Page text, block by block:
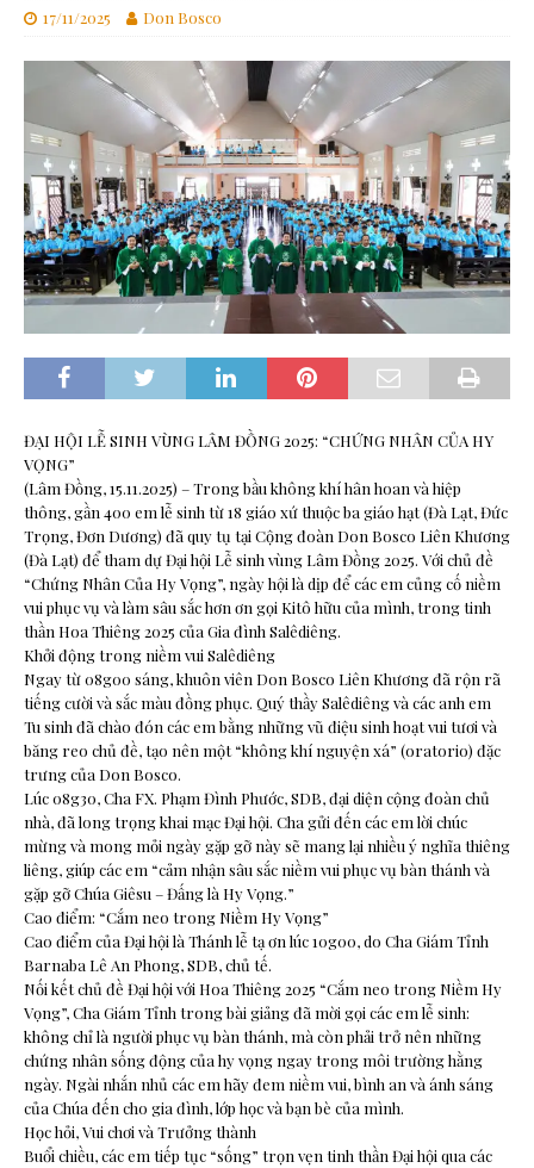
17/11/2025 Don Bosco
ĐẠI HỘI LỄ SINH VÙNG LÂM ĐỒNG 2025: “CHỨNG NHÂN CỦA HY
VỌNG”
(Lâm Đồng, 15.11.2025) – Trong bầu không khí hân hoan và hiệp
thông, gần 400 em lễ sinh từ 18 giáo xứ thuộc ba giáo hạt (Đà Lạt, Đức
Trọng, Đơn Dương) đã quy tụ tại Cộng đoàn Don Bosco Liên Khương
(Đà Lạt) để tham dự Đại hội Lễ sinh vùng Lâm Đồng 2025. Với chủ đề
“Chứng Nhân Của Hy Vọng”, ngày hội là dịp để các em củng cố niềm
vui phục vụ và làm sâu sắc hơn ơn gọi Kitô hữu của mình, trong tinh
thần Hoa Thiêng 2025 của Gia đình Salêdiêng.
Khởi động trong niềm vui Salêdiêng
Ngay từ 08g00 sáng, khuôn viên Don Bosco Liên Khương đã rộn rã
tiếng cười và sắc màu đồng phục. Quý thầy Salêdiêng và các anh em
Tu sinh đã chào đón các em bằng những vũ điệu sinh hoạt vui tươi và
băng reo chủ đề, tạo nên một “không khí nguyện xá” (oratorio) đặc
trưng của Don Bosco.
Lúc 08g30, Cha FX. Phạm Đình Phước, SDB, đại diện cộng đoàn chủ
nhà, đã long trọng khai mạc Đại hội. Cha gửi đến các em lời chúc
mừng và mong mỏi ngày gặp gỡ này sẽ mang lại nhiều ý nghĩa thiêng
liêng, giúp các em “cảm nhận sâu sắc niềm vui phục vụ bàn thánh và
gặp gỡ Chúa Giêsu – Đấng là Hy Vọng.”
Cao điểm: “Cắm neo trong Niềm Hy Vọng”
Cao điểm của Đại hội là Thánh lễ tạ ơn lúc 10g00, do Cha Giám Tỉnh
Barnaba Lê An Phong, SDB, chủ tế.
Nối kết chủ đề Đại hội với Hoa Thiêng 2025 “Cắm neo trong Niềm Hy
Vọng”, Cha Giám Tỉnh trong bài giảng đã mời gọi các em lễ sinh:
không chỉ là người phục vụ bàn thánh, mà còn phải trở nên những
chứng nhân sống động của hy vọng ngay trong môi trường hằng
ngày. Ngài nhắn nhủ các em hãy đem niềm vui, bình an và ánh sáng
của Chúa đến cho gia đình, lớp học và bạn bè của mình.
Học hỏi, Vui chơi và Trưởng thành
Buổi chiều, các em tiếp tục “sống” trọn vẹn tinh thần Đại hội qua các